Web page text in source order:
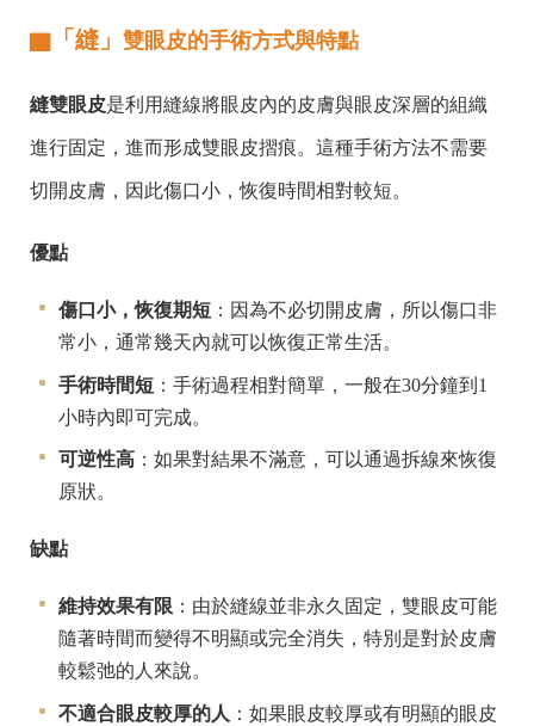
▇ 「縫」 雙眼皮的手術方式與特點
縫雙眼皮是利用縫線將眼皮內的皮膚與眼皮深層的組織
進行固定，進而形成雙眼皮摺痕。這種手術方法不需要
切開皮膚，因此傷口小，恢復時間相對較短。
優點
傷口小，恢復期短 ：因為不必切開皮膚，所以傷口非
常小，通常幾天內就可以恢復正常生活。
手術時間短 ：手術過程相對簡單，一般在30分鐘到1
小時內即可完成。
可逆性高 ：如果對結果不滿意，可以通過拆線來恢復
原狀。
缺點
維持效果有限 ：由於縫線並非永久固定，雙眼皮可能
隨著時間而變得不明顯或完全消失，特別是對於皮膚
較鬆弛的人來說。
不適合眼皮較厚的人 ：如果眼皮較厚或有明顯的眼皮